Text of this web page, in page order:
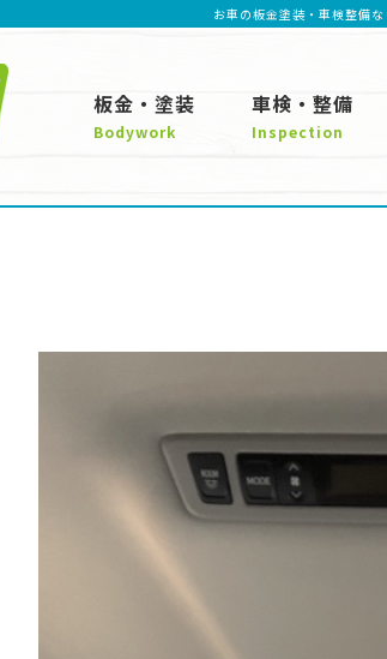
お車の板金塗装・車検整備
板金・塗装
Bodywork
車検・整備
Inspection